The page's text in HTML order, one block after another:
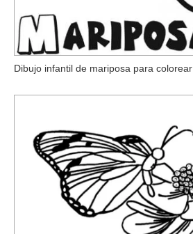
Dibujo infantil de mariposa para colorear